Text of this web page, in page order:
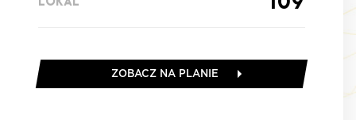
ZOBACZ NA PLANIE